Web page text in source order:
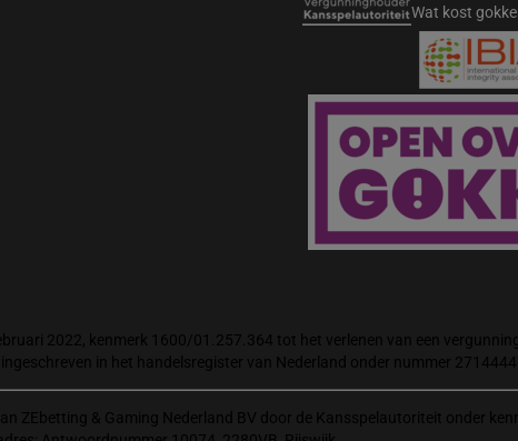
Wat kost
2022, kenmerk 1600/01.257.364 tot het verlenen van een
in het handelsregister van Nederland onder nummer
ZEbetting & Gaming Nederland BV door de Kansspelautoriteit onder